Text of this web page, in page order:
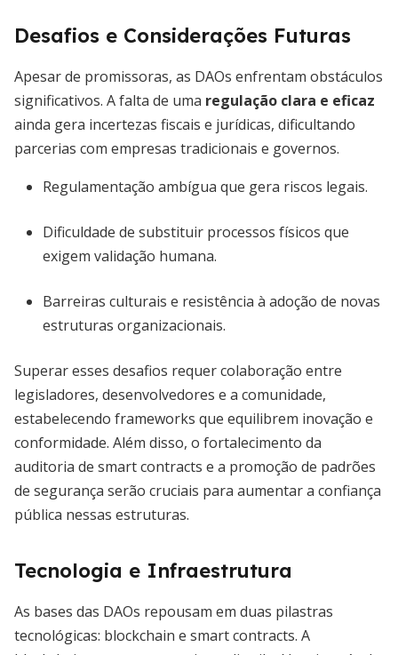
Desafios e Considerações Futuras
Apesar de promissoras, as DAOs enfrentam obstáculos
significativos. A falta de uma regulação clara e eficaz
ainda gera incertezas fiscais e jurídicas, dificultando
parcerias com empresas tradicionais e governos.
Regulamentação ambígua que gera riscos legais.
Dificuldade de substituir processos físicos que
exigem validação humana.
Barreiras culturais e resistência à adoção de novas
estruturas organizacionais.
Superar esses desafios requer colaboração entre
legisladores, desenvolvedores e a comunidade,
estabelecendo frameworks que equilibrem inovação e
conformidade. Além disso, o fortalecimento da
auditoria de smart contracts e a promoção de padrões
de segurança serão cruciais para aumentar a confiança
pública nessas estruturas.
Tecnologia e Infraestrutura
As bases das DAOs repousam em duas pilastras
tecnológicas: blockchain e smart contracts. A